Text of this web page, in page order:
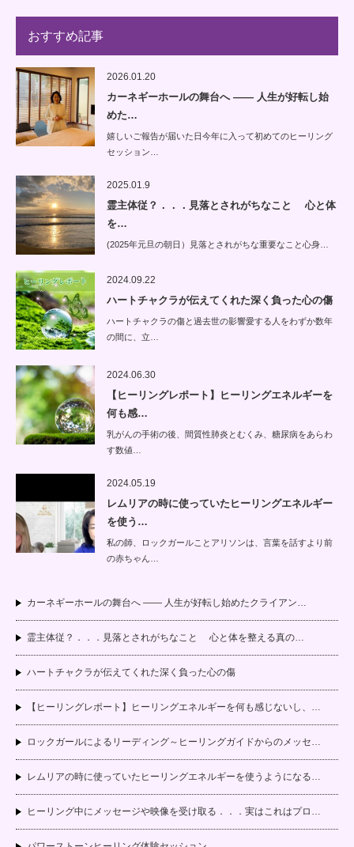
おすすめ記事
2026.01.20
カーネギーホールの舞台へ —— 人生が好転し始
めた…
嬉しいご報告が届いた日今年に入って初めてのヒーリング
セッション…
2025.01.9
霊主体従？．．．見落とされがちなこと 心と体
を…
(2025年元旦の朝日）見落とされがちな重要なこと心身…
2024.09.22
ハートチャクラが伝えてくれた深く負った心の傷
ハートチャクラの傷と過去世の影響愛する人をわずか数年
の間に、立…
2024.06.30
【ヒーリングレポート】ヒーリングエネルギーを
何も感…
乳がんの手術の後、間質性肺炎とむくみ、糖尿病をあらわ
す数値…
2024.05.19
レムリアの時に使っていたヒーリングエネルギー
を使う…
私の師、ロックガールことアリソンは、言葉を話すより前
の赤ちゃん…
カーネギーホールの舞台へ —— 人生が好転し始めたクライアン…
霊主体従？．．．見落とされがちなこと 心と体を整える真の…
ハートチャクラが伝えてくれた深く負った心の傷
【ヒーリングレポート】ヒーリングエネルギーを何も感じないし、…
ロックガールによるリーディング～ヒーリングガイドからのメッセ…
レムリアの時に使っていたヒーリングエネルギーを使うようになる…
ヒーリング中にメッセージや映像を受け取る．．．実はこれはプロ…